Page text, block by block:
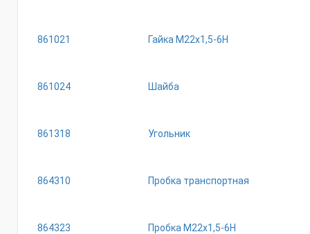
861021 Гайка М22х1,5-6Н
861024 Шайба
861318 Угольник
864310 Пробка транспортная
864323 Пробка М22х1,5-6Н